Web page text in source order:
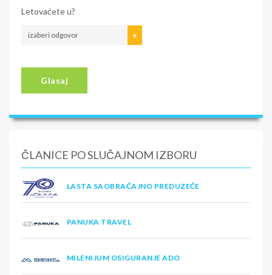
Letovaćete u?
izaberi odgovor
Glasaj
ČLANICE PO SLUČAJNOM IZBORU
LASTA SAOBRAĆAJNO PREDUZEĆE
PANUKA TRAVEL
MILENIJUM OSIGURANJE ADO